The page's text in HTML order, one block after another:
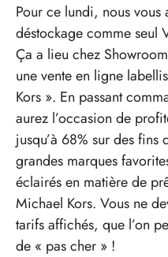
Pour ce lundi, nous vous
déstockage comme seul
Ça a lieu chez
une vente en ligne
Kors ». En passant
aurez l’occasion de
jusqu’à 68% sur des fins
grandes marques
éclairés en matière de
Michael Kors. Vous ne
tarifs affichés, que l’on
de « pas cher » !